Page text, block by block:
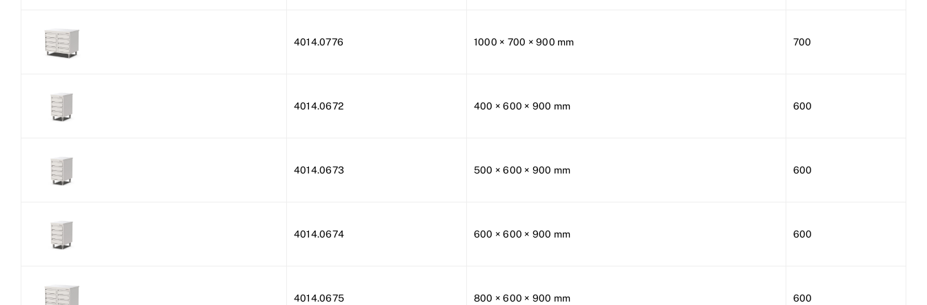
4014.0776 1000 × 700 × 900 mm 700
4014.0672 400 × 600 × 900 mm 600
4014.0673 500 × 600 × 900 mm 600
4014.0674 600 × 600 × 900 mm 600
4014.0675 800 × 600 × 900 mm 600